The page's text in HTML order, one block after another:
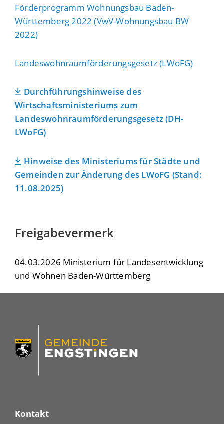
Förderprogramm Wohnungsbau Baden-
Württemberg 2022 (VwV-Wohnungsbau BW
2022)
Landeswohnraumförderungsgesetz (LWoFG)
Durchführungshinweise des
Wirtschaftsministeriums zum
Landeswohnraumförderungsgesetz (DH-
LWoFG)
Hinweise des Ministeriums für Städte und
Gemeinden zur Änderung des LWoFG (Stand:
11.08.2025)
Freigabevermerk
04.03.2026 Ministerium für Landesentwicklung
und Wohnen Baden-Württemberg
Kontakt